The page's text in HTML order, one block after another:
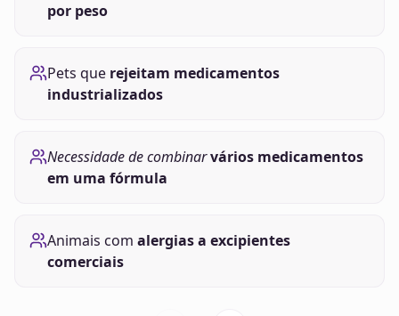
por peso
Pets que rejeitam medicamentos
industrializados
Necessidade de combinarvários medicamentos
em uma fórmula
Animais com alergias a excipientes
comerciais